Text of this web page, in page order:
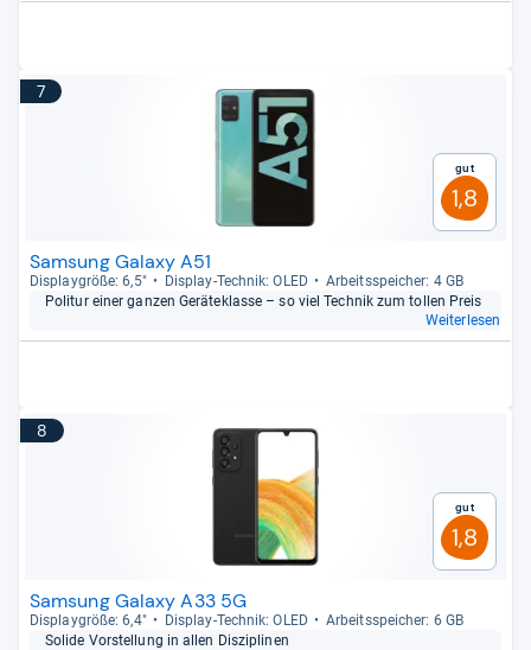
7
Gut
1,8
Samsung Galaxy A51
Dis­play­größe: 6,5" Dis­play-​Tech­nik: OLED
Arbeitsspei­cher: 4 GB
Poli­tur einer gan­zen Gerä­te­klasse – so viel Tech­nik zum tol­len Preis
Weiterlesen
8
Gut
1,8
Samsung Galaxy A33 5G
Dis­play­größe: 6,4" Dis­play-​Tech­nik: OLED
Arbeitsspei­cher: 6 GB
Solide Vor­stel­lung in allen Dis­zi­pli­nen